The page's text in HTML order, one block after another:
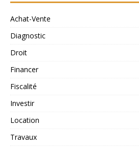
Achat-Vente
Diagnostic
Droit
Financer
Fiscalité
Investir
Location
Travaux